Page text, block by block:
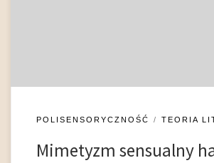
POLISENSORYCZNOŚĆ TEORIA
Mimetyzm sensualny